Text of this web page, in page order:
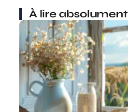
À lire absolument